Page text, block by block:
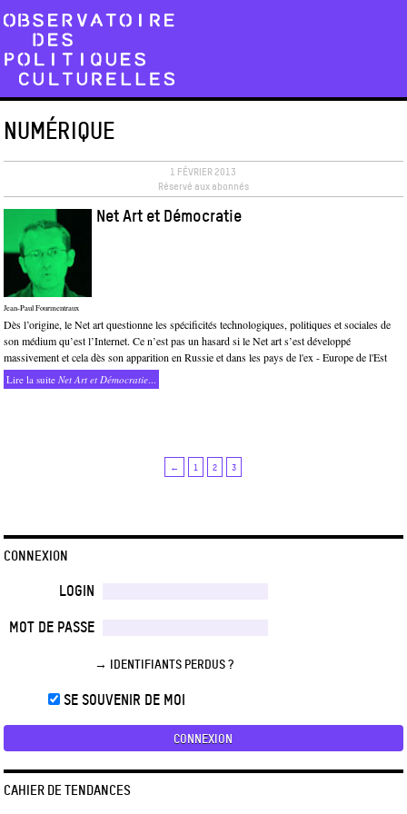
NUMÉRIQUE
1 FÉVRIER 2013
Réservé aux abonnés
Net Art et Démocratie
Jean-Paul Fourmentraux
Dès l’origine, le Net art questionne les spécificités technologiques, politiques et sociales de
son médium qu’est l’Internet. Ce n’est pas un hasard si le Net art s’est développé
massivement et cela dès son apparition en Russie et dans les pays de l'ex - Europe de l'Est
Lire la suiteNet Art et Démocratie...
← 1 2 3
CONNEXION
LOGIN
MOT DE PASSE
→ IDENTIFIANTS PERDUS ?
SE SOUVENIR DE MOI
CAHIER DE TENDANCES